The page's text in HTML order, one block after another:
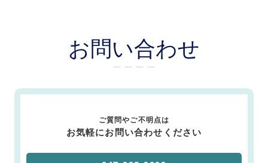
お問い合わせ
ー ー ー ー
ご質問やご不明点は
お気軽にお問い合わせください